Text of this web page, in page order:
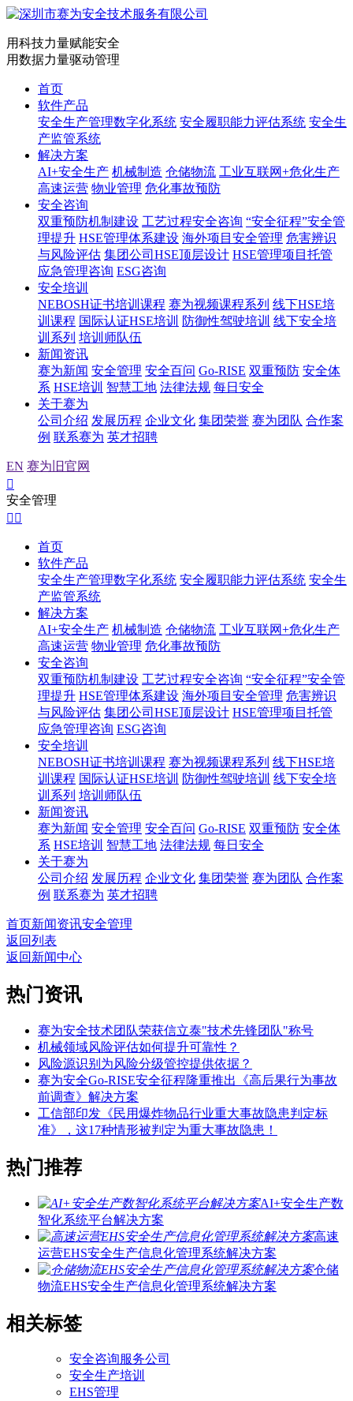
用科技力量赋能安全
用数据力量驱动管理
首页
软件产品
安全生产管理数字化系统 安全履职能力评估系统 安全生
产监管系统
解决方案
AI+安全生产 机械制造 仓储物流 工业互联网+危化生产
高速运营 物业管理 危化事故预防
安全咨询
双重预防机制建设 工艺过程安全咨询 “安全征程”安全管
理提升 HSE管理体系建设 海外项目安全管理 危害辨识
与风险评估 集团公司HSE顶层设计 HSE管理项目托管
应急管理咨询 ESG咨询
安全培训
NEBOSH证书培训课程 赛为视频课程系列 线下HSE培
训课程 国际认证HSE培训 防御性驾驶培训 线下安全培
训系列 培训师队伍
新闻资讯
赛为新闻 安全管理 安全百问 Go-RISE 双重预防 安全体
系 HSE培训 智慧工地 法律法规 每日安全
关于赛为
公司介绍 发展历程 企业文化 集团荣誉 赛为团队 合作案
例 联系赛为 英才招聘
EN 赛为旧官网

安全管理
 
首页
软件产品
安全生产管理数字化系统 安全履职能力评估系统 安全生
产监管系统
解决方案
AI+安全生产 机械制造 仓储物流 工业互联网+危化生产
高速运营 物业管理 危化事故预防
安全咨询
双重预防机制建设 工艺过程安全咨询 “安全征程”安全管
理提升 HSE管理体系建设 海外项目安全管理 危害辨识
与风险评估 集团公司HSE顶层设计 HSE管理项目托管
应急管理咨询 ESG咨询
安全培训
NEBOSH证书培训课程 赛为视频课程系列 线下HSE培
训课程 国际认证HSE培训 防御性驾驶培训 线下安全培
训系列 培训师队伍
新闻资讯
赛为新闻 安全管理 安全百问 Go-RISE 双重预防 安全体
系 HSE培训 智慧工地 法律法规 每日安全
关于赛为
公司介绍 发展历程 企业文化 集团荣誉 赛为团队 合作案
例 联系赛为 英才招聘
首页新闻资讯安全管理
返回列表
返回新闻中心
热门资讯
赛为安全技术团队荣获信立泰"技术先锋团队"称号
机械领域风险评估如何提升可靠性？
风险源识别为风险分级管控提供依据？
赛为安全Go-RISE安全征程隆重推出《高后果行为事故
前调查》解决方案
工信部印发《民用爆炸物品行业重大事故隐患判定标
准》，这17种情形被判定为重大事故隐患！
热门推荐
AI+安全生产数
智化系统平台解决方案
高速
运营EHS安全生产信息化管理系统解决方案
仓储
物流EHS安全生产信息化管理系统解决方案
相关标签
安全咨询服务公司
安全生产培训
EHS管理